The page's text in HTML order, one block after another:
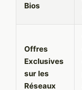
Bios
Offres
Exclusives
sur les
Réseaux